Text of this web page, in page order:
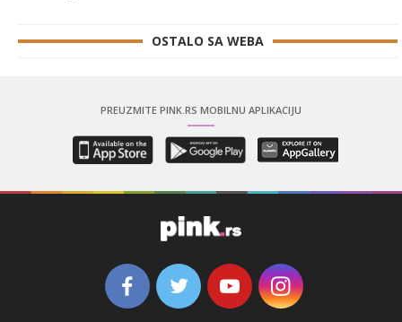
OSTALO SA WEBA
PREUZMITE PINK.RS MOBILNU APLIKACIJU